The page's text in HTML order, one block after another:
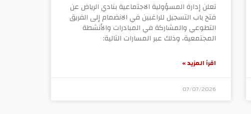
تعلن إدارة المسؤولية الاجتماعية بنادي الرياض عن
فتح باب التسجيل للراغبين في الانضمام إلى الفريق
التطوعي والمشاركة في المبادرات والأنشطة
المجتمعية، وذلك عبر المسارات التالية:
اقرأ المزيد »
07/07/2026